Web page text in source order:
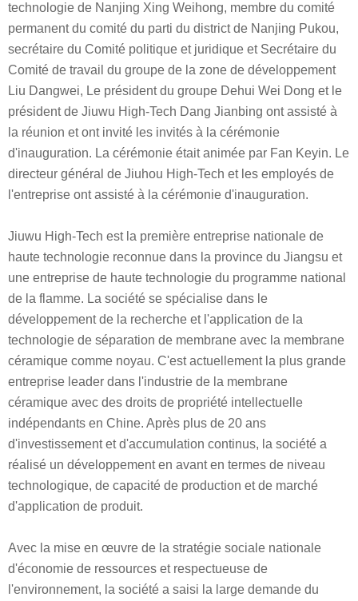
technologie de Nanjing Xing Weihong, membre du comité
permanent du comité du parti du district de Nanjing Pukou,
secrétaire du Comité politique et juridique et Secrétaire du
Comité de travail du groupe de la zone de développement
Liu Dangwei, Le président du groupe Dehui Wei Dong et le
président de Jiuwu High-Tech Dang Jianbing ont assisté à
la réunion et ont invité les invités à la cérémonie
d'inauguration. La cérémonie était animée par Fan Keyin. Le
directeur général de Jiuhou High-Tech et les employés de
l'entreprise ont assisté à la cérémonie d'inauguration.
Jiuwu High-Tech est la première entreprise nationale de
haute technologie reconnue dans la province du Jiangsu et
une entreprise de haute technologie du programme national
de la flamme. La société se spécialise dans le
développement de la recherche et l'application de la
technologie de séparation de membrane avec la membrane
céramique comme noyau. C'est actuellement la plus grande
entreprise leader dans l'industrie de la membrane
céramique avec des droits de propriété intellectuelle
indépendants en Chine. Après plus de 20 ans
d'investissement et d'accumulation continus, la société a
réalisé un développement en avant en termes de niveau
technologique, de capacité de production et de marché
d'application de produit.
Avec la mise en œuvre de la stratégie sociale nationale
d'économie de ressources et respectueuse de
l'environnement, la société a saisi la large demande du